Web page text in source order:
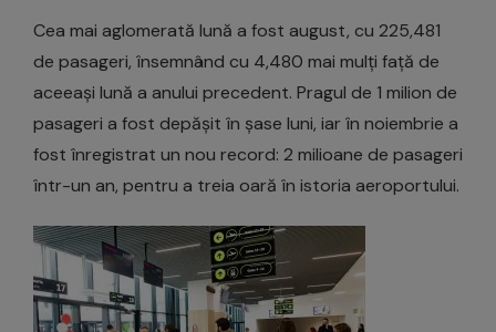
Cea mai aglomerată lună a fost august, cu 225,481
de pasageri, însemnând cu 4,480 mai mulți față de
aceeași lună a anului precedent. Pragul de 1 milion de
pasageri a fost depășit în șase luni, iar în noiembrie a
fost înregistrat un nou record: 2 milioane de pasageri
într-un an, pentru a treia oară în istoria aeroportului.